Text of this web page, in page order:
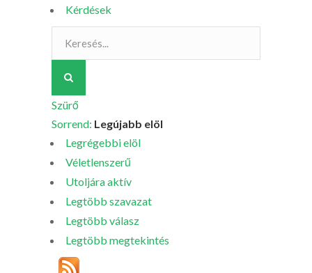
Kérdések
Szürő
Sorrend: Legújabb elöl
Legrégebbi elöl
Véletlenszerű
Utoljára aktív
Legtöbb szavazat
Legtöbb válasz
Legtöbb megtekintés